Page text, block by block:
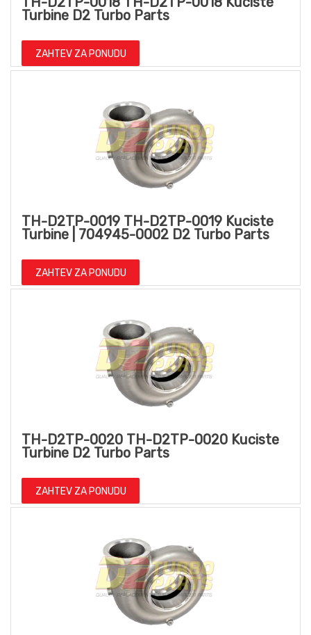
Turbine D2 Turbo Parts
ZAHTEV ZA PONUDU
TH-D2TP-0019 TH-D2TP-0019 Kuciste
Turbine | 704945-0002 D2 Turbo Parts
ZAHTEV ZA PONUDU
TH-D2TP-0020 TH-D2TP-0020 Kuciste
Turbine D2 Turbo Parts
ZAHTEV ZA PONUDU